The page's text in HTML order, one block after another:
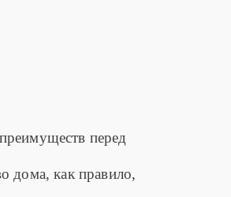
перед
дома, как правило,